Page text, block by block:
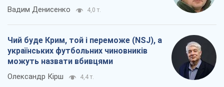
Вадим Денисенко 4,0 т.
Чий буде Крим, той і переможе (NSJ), а
українських футбольних чиновників
можуть назвати вбивцями
Олександр Кірш 4,4 т.